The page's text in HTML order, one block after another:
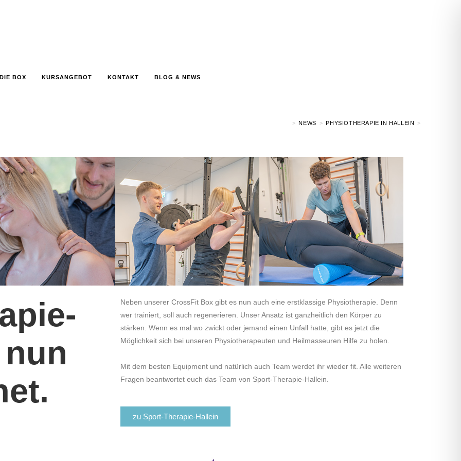
DIE BOX KURSANGEBOT KONTAKT BLOG & NEWS
> NEWS > PHYSIOTHERAPIE IN HALLEIN >
Neben unserer CrossFit Box gibt es nun auch eine erstklassige Physiotherapie. Denn
wer trainiert, soll auch regenerieren. Unser Ansatz ist ganzheitlich den Körper zu
stärken. Wenn es mal wo zwickt oder jemand einen Unfall hatte, gibt es jetzt die
Möglichkeit sich bei unseren Physiotherapeuten und Heilmasseuren Hilfe zu holen.
Mit dem besten Equipment und natürlich auch Team werdet ihr wieder fit. Alle weiteren
Fragen beantwortet euch das Team von Sport-Therapie-Hallein
zu Sport-Therapie-Hallein